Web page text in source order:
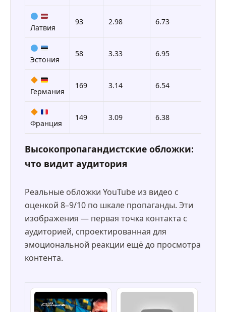
Латвия
93 2.98 6.73
Эстония
58 3.33 6.95
Германия
169 3.14 6.54
Франция
149 3.09 6.38
Высокопропагандистские обложки:
что видит аудитория
Реальные обложки YouTube из видео с
оценкой 8–9/10 по шкале пропаганды. Эти
изображения — первая точка контакта с
аудиторией, спроектированная для
эмоциональной реакции ещё до просмотра
контента.